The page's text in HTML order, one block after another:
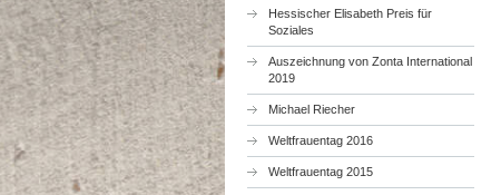
Hessischer Elisabeth Preis für
Soziales
Auszeichnung von Zonta International
2019
Michael Riecher
Weltfrauentag 2016
Weltfrauentag 2015